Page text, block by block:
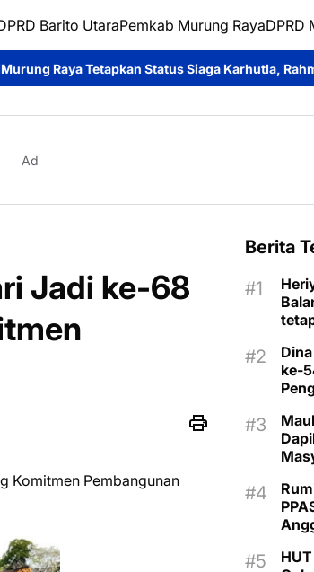
Barito UtaraPemkab Murung RayaDPRD
Siaga Karhutla, Rahmanto Ajak Seluruh
Ad
Jadi ke-68
Komitmen Pembangunan
Berita
ke-